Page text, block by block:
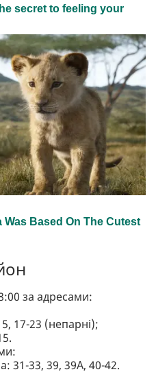
за адресами:
17-23 (непарні);
31-33, 39, 39А, 40-42.